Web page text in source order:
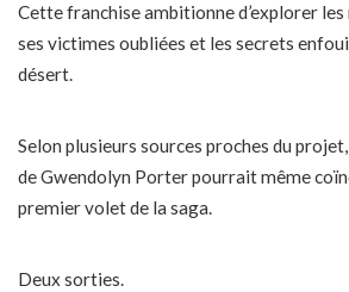
Cette franchise ambitionne d’explorer
ses victimes oubliées et les secrets
désert.
Selon plusieurs sources proches du
de Gwendolyn Porter pourrait même
premier volet de la saga.
Deux sorties.